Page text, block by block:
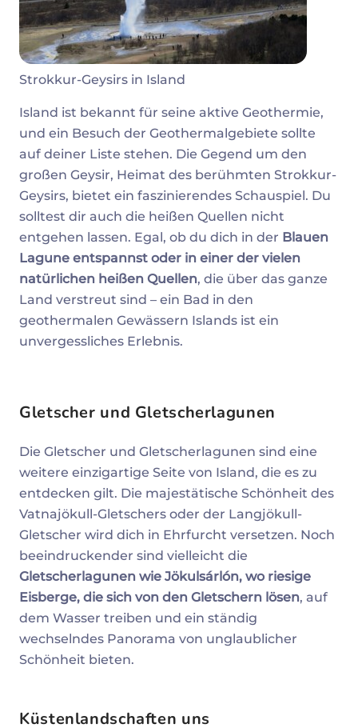
Strokkur-Geysirs in Island
Island ist bekannt für seine aktive Geothermie,
und ein Besuch der Geothermalgebiete sollte
auf deiner Liste stehen. Die Gegend um den
großen Geysir, Heimat des berühmten Strokkur-
Geysirs, bietet ein faszinierendes Schauspiel. Du
solltest dir auch die heißen Quellen nicht
entgehen lassen. Egal, ob du dich in der Blauen
Lagune entspannst oder in einer der vielen
natürlichen heißen Quellen, die über das ganze
Land verstreut sind – ein Bad in den
geothermalen Gewässern Islands ist ein
unvergessliches Erlebnis.
Gletscher und Gletscherlagunen
Die Gletscher und Gletscherlagunen sind eine
weitere einzigartige Seite von Island, die es zu
entdecken gilt. Die majestätische Schönheit des
Vatnajökull-Gletschers oder der Langjökull-
Gletscher wird dich in Ehrfurcht versetzen. Noch
beeindruckender sind vielleicht die
Gletscherlagunen wie Jökulsárlón, wo riesige
Eisberge, die sich von den Gletschern lösen, auf
dem Wasser treiben und ein ständig
wechselndes Panorama von unglaublicher
Schönheit bieten.
Küstenlandschaften uns